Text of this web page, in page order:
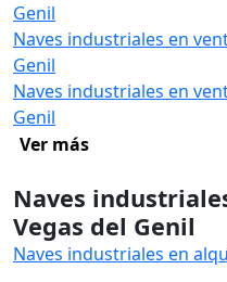
Genil
Naves industriales en
Genil
Naves industriales en
Genil
Ver más
Naves
Vegas del Genil
Naves industriales en